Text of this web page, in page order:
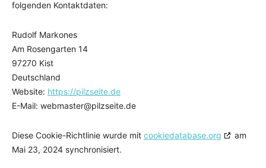
folgenden Kontaktdaten:
Rudolf Markones
Am Rosengarten 14
97270 Kist
Deutschland
Website: https://pilzseite.de
E-Mail: webmaster@pilzseite.de
Diese Cookie-Richtlinie wurde mit cookiedatabase.org
am
Mai 23, 2024 synchronisiert.